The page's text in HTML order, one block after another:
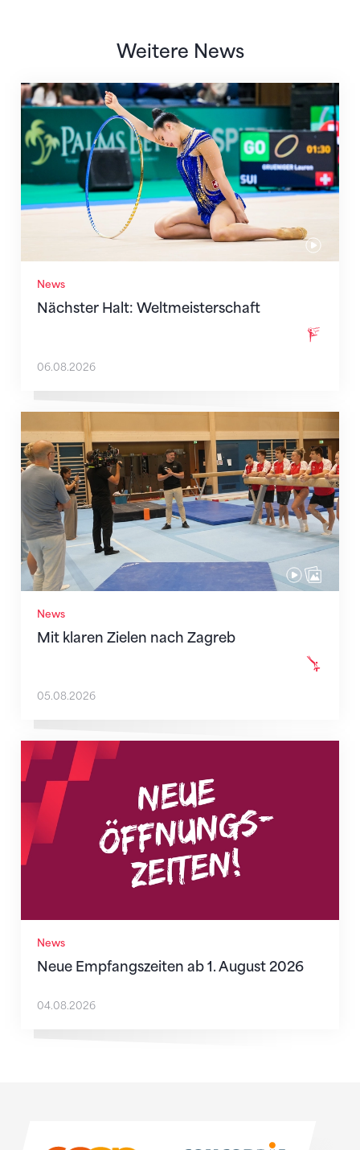
Weitere News
News
Nächster Halt: Weltmeisterschaft
Nächster Halt: Weltmeisterschaft
06.08.2026
News
Mit klaren Zielen nach Zagreb
Mit klaren Zielen nach Zagreb
05.08.2026
News
Neue Empfangszeiten ab 1. August 2026
Neue Empfangszeiten ab 1. August 2026
04.08.2026